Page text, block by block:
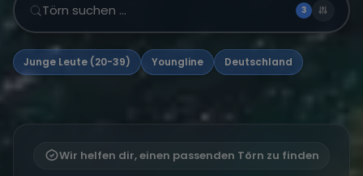
Törn suchen … 3
Junge Leute (20-39) Youngline Deutschland
Wir helfen dir, einen passenden Törn zu finden